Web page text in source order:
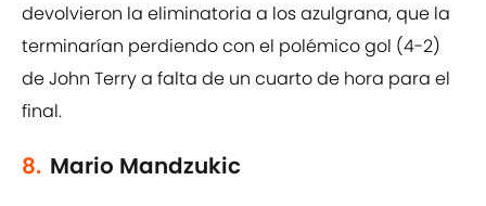
devolvieron la eliminatoria a los azulgrana, que la
terminarían perdiendo con el polémico gol (4-2)
de John Terry a falta de un cuarto de hora para el
final.
8. Mario Mandzukic